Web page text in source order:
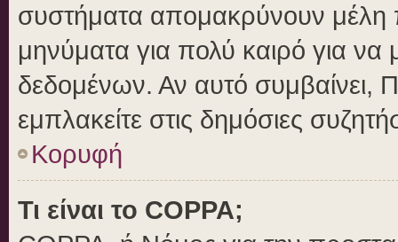
συστήματα απομακρύνουν μέλη
μηνύματα για πολύ καιρό για
δεδομένων. Αν αυτό συμβαίνει,
εμπλακείτε στις δημόσιες
Κορυφή
Τι είναι το COPPA;